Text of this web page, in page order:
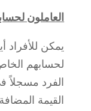
العاملون
يمكن للأفراد
لحسابهم
الفرد مسجلاً
القيمة